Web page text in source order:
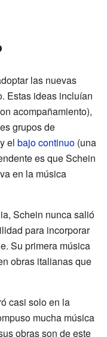
las nuevas
Estas ideas incluían
acompañamiento),
grupos de
el bajo continuo (una
es que Schein
en la música
Schein nunca salió
para incorporar
Su primera música
obras italianas que
casi solo en la
mucha música
obras son de este